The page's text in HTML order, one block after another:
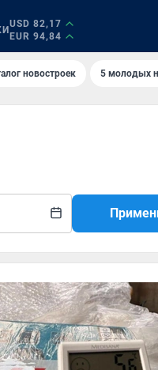
USD 82,17
EUR 94,84
новостроек 5 молодых